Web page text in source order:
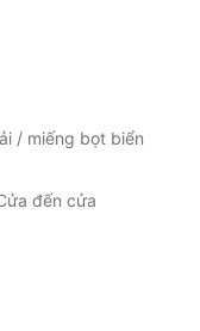
/ miếng bọt biển
đến cửa